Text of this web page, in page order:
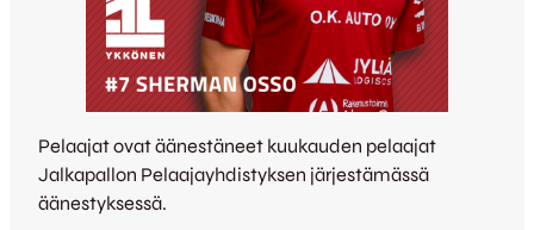
Pelaajat ovat äänestäneet kuukauden pelaajat
Jalkapallon Pelaajayhdistyksen järjestämässä
äänestyksessä.